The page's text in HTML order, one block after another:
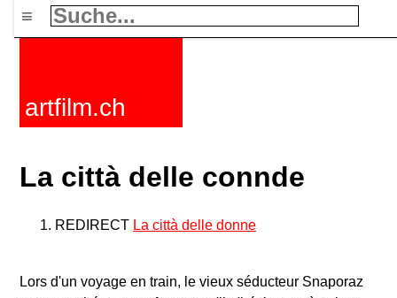
≡
artfilm.ch
La città delle connde
REDIRECT La città delle donne
Lors d'un voyage en train, le vieux séducteur Snaporaz